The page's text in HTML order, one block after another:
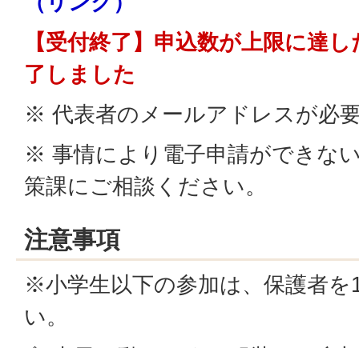
【受付終了】申込数が上限に達
了しました
※ 代表者のメールアドレスが必
※ 事情により電子申請ができな
策課にご相談ください。
注意事項
※小学生以下の参加は、保護者
い。